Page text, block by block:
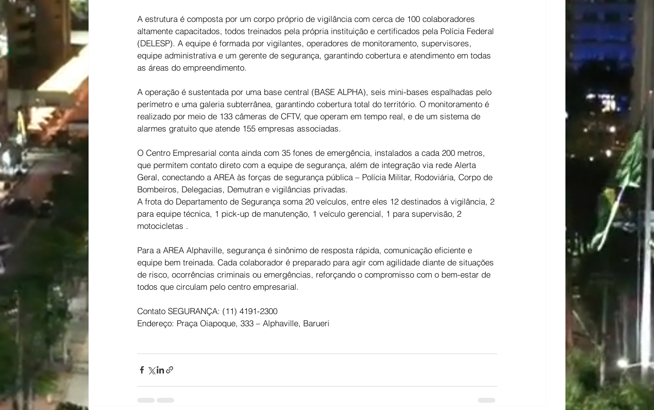
A estrutura é composta por um corpo próprio de vigilância com cerca de 100 colaboradores
altamente capacitados, todos treinados pela própria instituição e certificados pela Polícia Federal
(DELESP). A equipe é formada por vigilantes, operadores de monitoramento, supervisores,
equipe administrativa e um gerente de segurança, garantindo cobertura e atendimento em todas
as áreas do empreendimento.
A operação é sustentada por uma base central (BASE ALPHA), seis mini-bases espalhadas pelo
perímetro e uma galeria subterrânea, garantindo cobertura total do território. O monitoramento é
realizado por meio de 133 câmeras de CFTV, que operam em tempo real, e de um sistema de
alarmes gratuito que atende 155 empresas associadas.
O Centro Empresarial conta ainda com 35 fones de emergência, instalados a cada 200 metros,
que permitem contato direto com a equipe de segurança, além de integração via rede Alerta
Geral, conectando a AREA às forças de segurança pública – Polícia Militar, Rodoviária, Corpo de
Bombeiros, Delegacias, Demutran e vigilâncias privadas.
A frota do Departamento de Segurança soma 20 veículos, entre eles 12 destinados à vigilância, 2
para equipe técnica, 1 pick-up de manutenção, 1 veículo gerencial, 1 para supervisão, 2
motocicletas .
Para a AREA Alphaville, segurança é sinônimo de resposta rápida, comunicação eficiente e
equipe bem treinada. Cada colaborador é preparado para agir com agilidade diante de situações
de risco, ocorrências criminais ou emergências, reforçando o compromisso com o bem-estar de
todos que circulam pelo centro empresarial.
Contato SEGURANÇA: (11) 4191-2300
Endereço: Praça Oiapoque, 333 – Alphaville, Barueri